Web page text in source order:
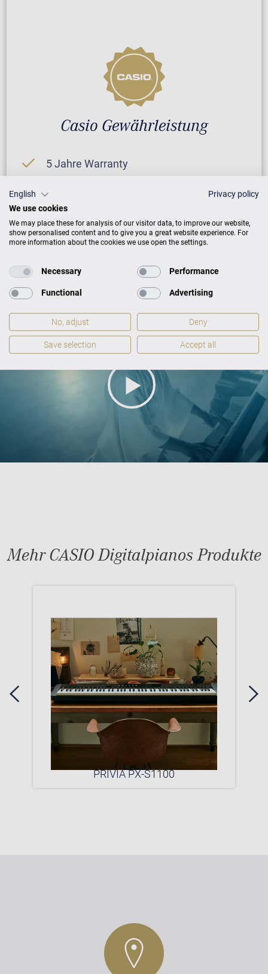
Casio Gewährleistung
5 Jahre Warranty
Mehr CASIO Digitalpianos Produkte
PRIVIA PX-S1100
English
Privacy policy
We use cookies
We may place these for analysis of our visitor data, to improve our website,
show personalised content and to give you a great website experience. For
more information about the cookies we use open the settings.
Necessary Performance
Functional Advertising
No, adjust Deny
Save selection Accept all